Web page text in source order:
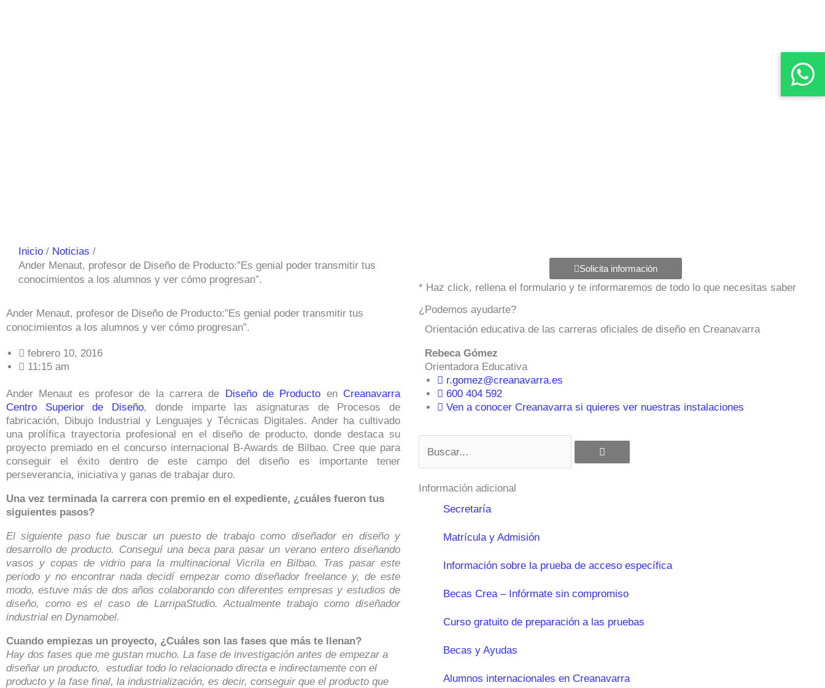
Inicio
Noticias
Ander Menaut, profesor de Diseño de Producto:”Es genial poder transmitir tus
conocimientos a los alumnos y ver cómo progresan”.
Ander Menaut, profesor de Diseño de Producto:”Es genial poder transmitir tus
conocimientos a los alumnos y ver cómo progresan”.
febrero 10, 2016
11:15 am
Ander Menaut es profesor de la carrera de Diseño de Producto en Creanavarra
Centro Superior de Diseño, donde imparte las asignaturas de Procesos de
fabricación, Dibujo Industrial y Lenguajes y Técnicas Digitales. Ander ha cultivado
una prolífica trayectoria profesional en el diseño de producto, donde destaca su
proyecto premiado en el concurso internacional B-Awards de Bilbao. Cree que para
conseguir el éxito dentro de este campo del diseño es importante tener
perseverancia, iniciativa y ganas de trabajar duro.
Una vez terminada la carrera con premio en el expediente, ¿cuáles fueron tus
siguientes pasos?
El siguiente paso fue buscar un puesto de trabajo como diseñador en diseño y
desarrollo de producto. Conseguí una beca para pasar un verano entero diseñando
vasos y copas de vidrio para la multinacional Vicrila en Bilbao. Tras pasar este
periodo y no encontrar nada decidí empezar como diseñador freelance y, de este
modo, estuve más de dos años colaborando con diferentes empresas y estudios de
diseño, como es el caso de LarripaStudio. Actualmente trabajo como diseñador
industrial en Dynamobel.
Cuando empiezas un proyecto, ¿Cuáles son las fases que más te llenan?
Hay dos fases que me gustan mucho. La fase de investigación antes de empezar a
diseñar un producto, estudiar todo lo relacionado directa e indirectamente con el
producto y la fase final, la industrialización, es decir, conseguir que el producto que
Solicita información
* Haz click, rellena el formulario y te informaremos de todo lo que necesitas saber
¿Podemos ayudarte?
Orientación educativa de las carreras oficiales de diseño en Creanavarra
Rebeca Gómez
Orientadora Educativa
r.gomez@creanavarra.es
600 404 592
Ven a conocer Creanavarra si quieres ver nuestras instalaciones
Información adicional
Secretaría
Matrícula y Admisión
Información sobre la prueba de acceso específica
Becas Crea – Infórmate sin compromiso
Curso gratuito de preparación a las pruebas
Becas y Ayudas
Alumnos internacionales en Creanavarra